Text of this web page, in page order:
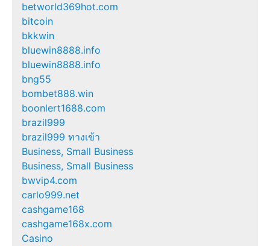
betworld369hot.com
bitcoin
bkkwin
bluewin8888.info
bluewin8888.info
bng55
bombet888.win
boonlert1688.com
brazil999
brazil999 ทางเข้า
Business, Small Business
Business, Small Business
bwvip4.com
carlo999.net
cashgame168
cashgame168x.com
Casino